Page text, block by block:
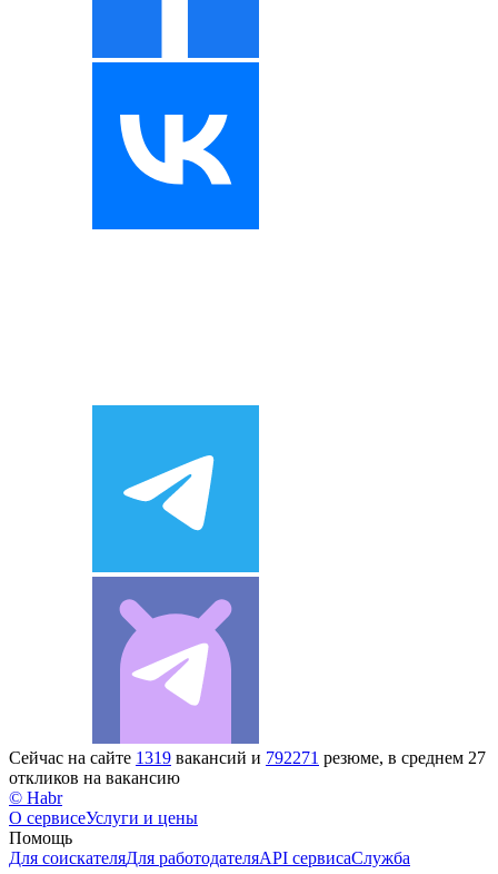
Сейчас на сайте 1319 вакансий и 792271 резюме, в среднем 27
откликов на вакансию
© Habr
О сервисеУслуги и цены
Помощь
Для соискателяДля работодателяAPI сервисаСлужба